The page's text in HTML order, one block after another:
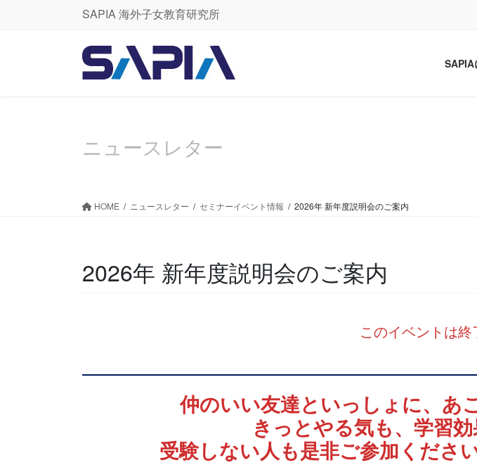
SAPIA 海外子女教育研究所
SAPIA
ニュースレター
HOME ニュースレター セミナーイベント情報 2026年 新年度説明会のご案内
2026年 新年度説明会のご案内
このイベントは終
仲のいい友達といっしょに、あ
きっとやる気も、学習
受験しない人も是非ご参加くださ